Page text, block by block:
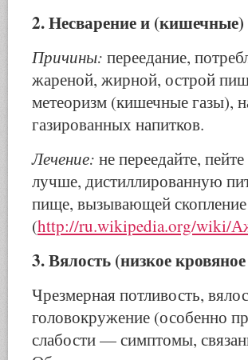
2. Несварение и
Причины: переедание,
жареной, жирной, острой
метеоризм (кишеч­ные газы),
газированных напитков.
Лечение: не переедайте,
лучше, дистиллированную
пище, вызывающей скопление
(http://ru.wikipedia.org/wiki/
3. Вялость (низкое
Чрезмерная потливость,
голо­вокружение (особенно
слабости — сим­птомы,